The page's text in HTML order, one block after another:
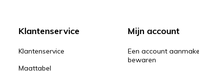
Klantenservice
Klantenservice
Maattabel
Mijn account
Een account
bewaren